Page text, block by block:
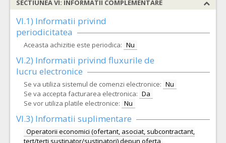
SECTIUNEA VI: INFORMATII COMPLEMENTARE
VI.1) Informatii privind
periodicitatea
Aceasta achizitie este periodica: Nu
VI.2) Informatii privind fluxurile de
lucru electronice
Se va utiliza sistemul de comenzi electronice: Nu
Se va accepta facturarea electronica: Da
Se vor utiliza platile electronice: Nu
VI.3) Informatii suplimentare
Operatorii economici (ofertant, asociat, subcontractant,
tert/terti sustinator/sustinatori) depun oferta,